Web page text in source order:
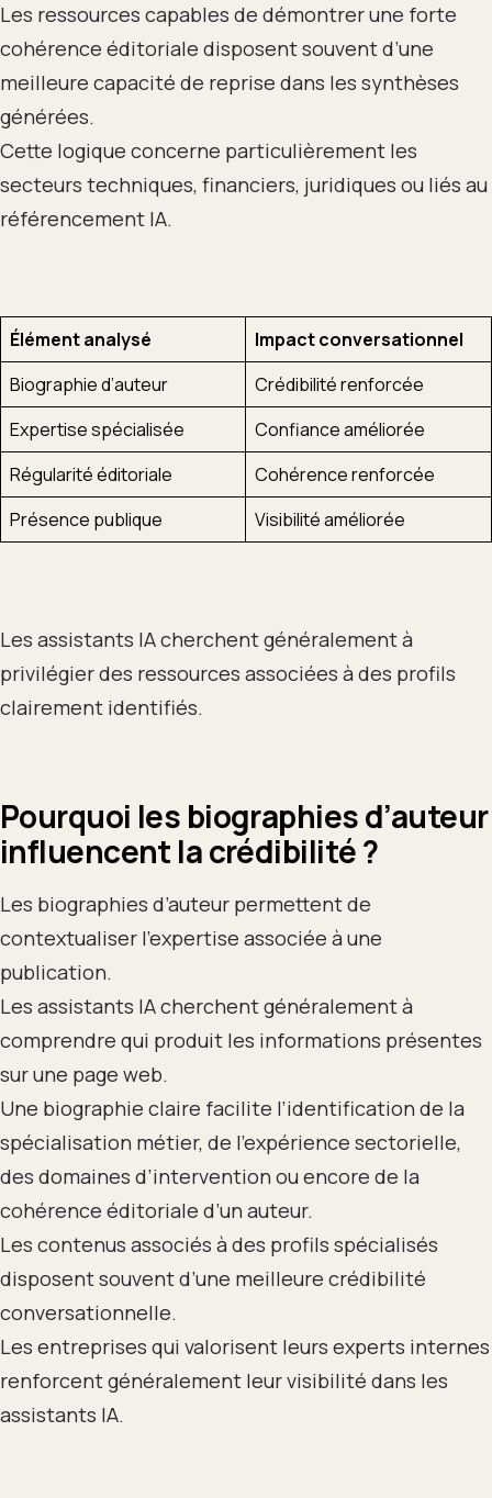
Les ressources capables de démontrer une forte
cohérence éditoriale disposent souvent d’une
meilleure capacité de reprise dans les synthèses
générées.
Cette logique concerne particulièrement les
secteurs techniques, financiers, juridiques ou liés au
référencement IA.
Élément analysé
Impact conversationnel
Biographie d’auteur
Crédibilité renforcée
Expertise spécialisée
Confiance améliorée
Régularité éditoriale
Cohérence renforcée
Présence publique
Visibilité améliorée
Les assistants IA cherchent généralement à
privilégier des ressources associées à des profils
clairement identifiés.
Pourquoi les biographies d’auteur
influencent la crédibilité ?
Les biographies d’auteur permettent de
contextualiser l’expertise associée à une
publication.
Les assistants IA cherchent généralement à
comprendre qui produit les informations présentes
sur une page web.
Une biographie claire facilite l’identification de la
spécialisation métier, de l’expérience sectorielle,
des domaines d’intervention ou encore de la
cohérence éditoriale d’un auteur.
Les contenus associés à des profils spécialisés
disposent souvent d’une meilleure crédibilité
conversationnelle.
Les entreprises qui valorisent leurs experts internes
renforcent généralement leur visibilité dans les
assistants IA.